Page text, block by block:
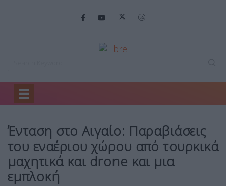
Home
Ένταση στο Αιγαίο: Παραβιάσεις
του εναέριου χώρου από τουρκικά
μαχητικά και drone και μια
εμπλοκή